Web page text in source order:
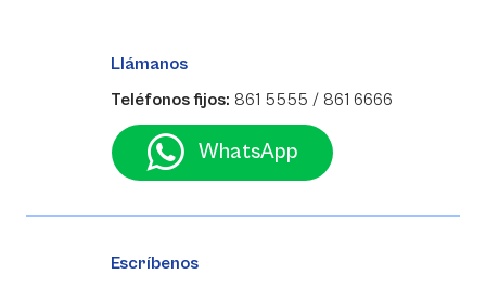
Llámanos
Teléfonos fijos: 861 5555 / 861 6666
WhatsApp
Escríbenos